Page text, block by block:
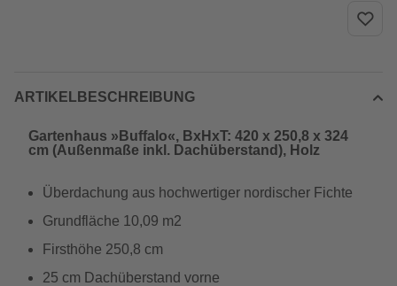
ARTIKELBESCHREIBUNG
Gartenhaus »Buffalo«, BxHxT: 420 x 250,8 x 324
cm (Außenmaße inkl. Dachüberstand), Holz
Überdachung aus hochwertiger nordischer Fichte
Grundfläche 10,09 m2
Firsthöhe 250,8 cm
25 cm Dachüberstand vorne